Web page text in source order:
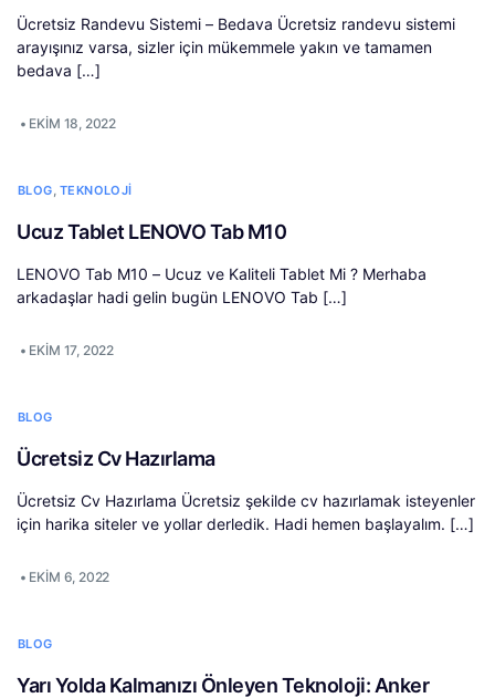
Ücretsiz Randevu Sistemi – Bedava Ücretsiz randevu sistemi
arayışınız varsa, sizler için mükemmele yakın ve tamamen
bedava […]
• EKIM 18, 2022
BLOG, TEKNOLOJI
Ucuz Tablet LENOVO Tab M10
LENOVO Tab M10 – Ucuz ve Kaliteli Tablet Mi ? Merhaba
arkadaşlar hadi gelin bugün LENOVO Tab […]
• EKIM 17, 2022
BLOG
Ücretsiz Cv Hazırlama
Ücretsiz Cv Hazırlama Ücretsiz şekilde cv hazırlamak isteyenler
için harika siteler ve yollar derledik. Hadi hemen başlayalım. […]
• EKIM 6, 2022
BLOG
Yarı Yolda Kalmanızı Önleyen Teknoloji: Anker